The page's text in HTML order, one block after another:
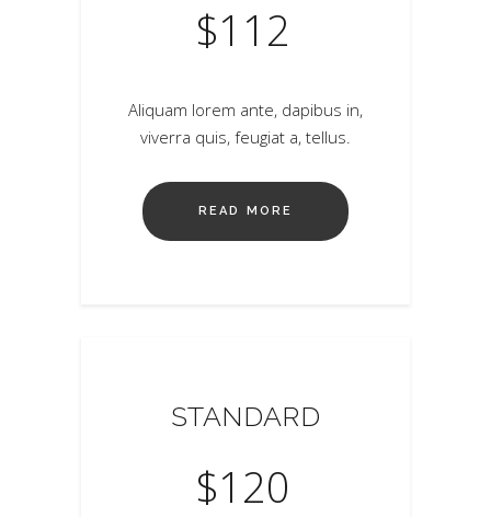
$112
Aliquam lorem ante, dapibus in,
viverra quis, feugiat a, tellus.
READ MORE
STANDARD
$120